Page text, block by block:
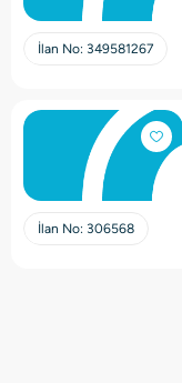
İlan No: 349581267
İlan No: 306568